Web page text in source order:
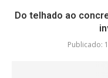
Do telhado ao
Publicado: